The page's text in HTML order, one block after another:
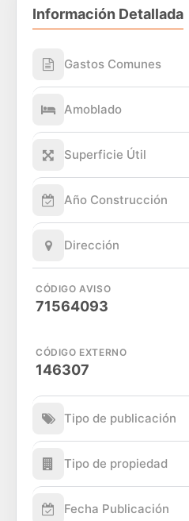
Información Detallada
Gastos Comunes
Amoblado
Superficie Útil
Año Construcción
Dirección
CÓDIGO AVISO
71564093
CÓDIGO EXTERNO
146307
Tipo de publicación
Tipo de propiedad
Fecha Publicación